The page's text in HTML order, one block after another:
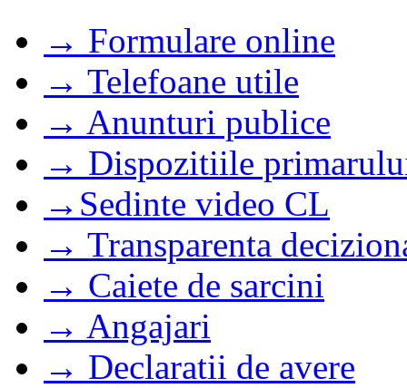
→ Formulare online
→ Telefoane utile
→ Anunturi publice
→ Dispozitiile
→Sedinte video CL
→ Transparenta
→ Caiete de sarcini
→ Angajari
→ Declaratii de avere